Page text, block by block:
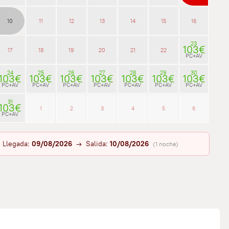
10 11 12 13 14 15 16
17 18 19 20 21 22
23
103€
PC+AV
24
PC+AV
25
103€
PC+AV
26
103€
PC+AV
27
103€
PC+AV
28
103€
PC+AV
29
103€
PC+AV
30
103€
PC+AV
31
PC+AV
1 2 3 4 5 6
Llegada: 09/08/2026 → Salida: 10/08/2026 (1 noche)